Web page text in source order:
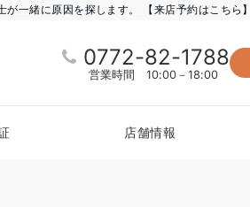
一緒に原因を探します。 【来店予約はこちら】
0772-82-1788
営業時間 10:00－18:00
店舗情報